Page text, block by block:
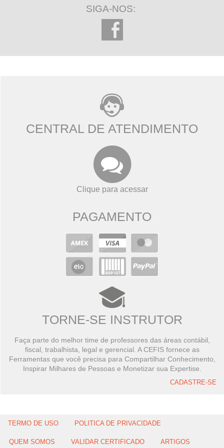
107 minutos restantes
SIGA-NOS:
CENTRAL DE ATENDIMENTO
Clique para acessar
PAGAMENTO
TORNE-SE INSTRUTOR
Faça parte do melhor time de professores das áreas contábil,
fiscal, trabalhista, legal e gerencial. A CEFIS fornece as
Ferramentas que você precisa para Compartilhar Conhecimento,
Inspirar Milhares de Pessoas e Monetizar sua Expertise.
CADASTRE-SE
TERMO DE USO POLITICA DE PRIVACIDADE
QUEM SOMOS VALIDAR CERTIFICADO ARTIGOS